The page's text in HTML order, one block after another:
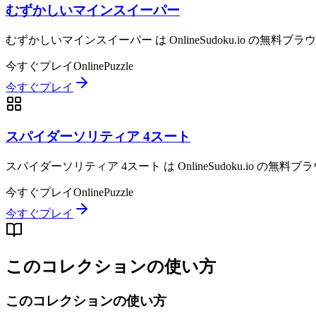
むずかしいマインスイーパー
むずかしいマインスイーパー は OnlineSudoku.io の無料ブ
今すぐプレイOnlinePuzzle
今すぐプレイ
スパイダーソリティア 4スート
スパイダーソリティア 4スート は OnlineSudoku.io の無料
今すぐプレイOnlinePuzzle
今すぐプレイ
このコレクションの使い方
このコレクションの使い方